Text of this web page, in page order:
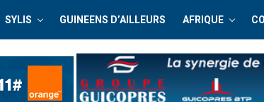
SYLIS GUINEENS D’AILLEURS AFRIQUE